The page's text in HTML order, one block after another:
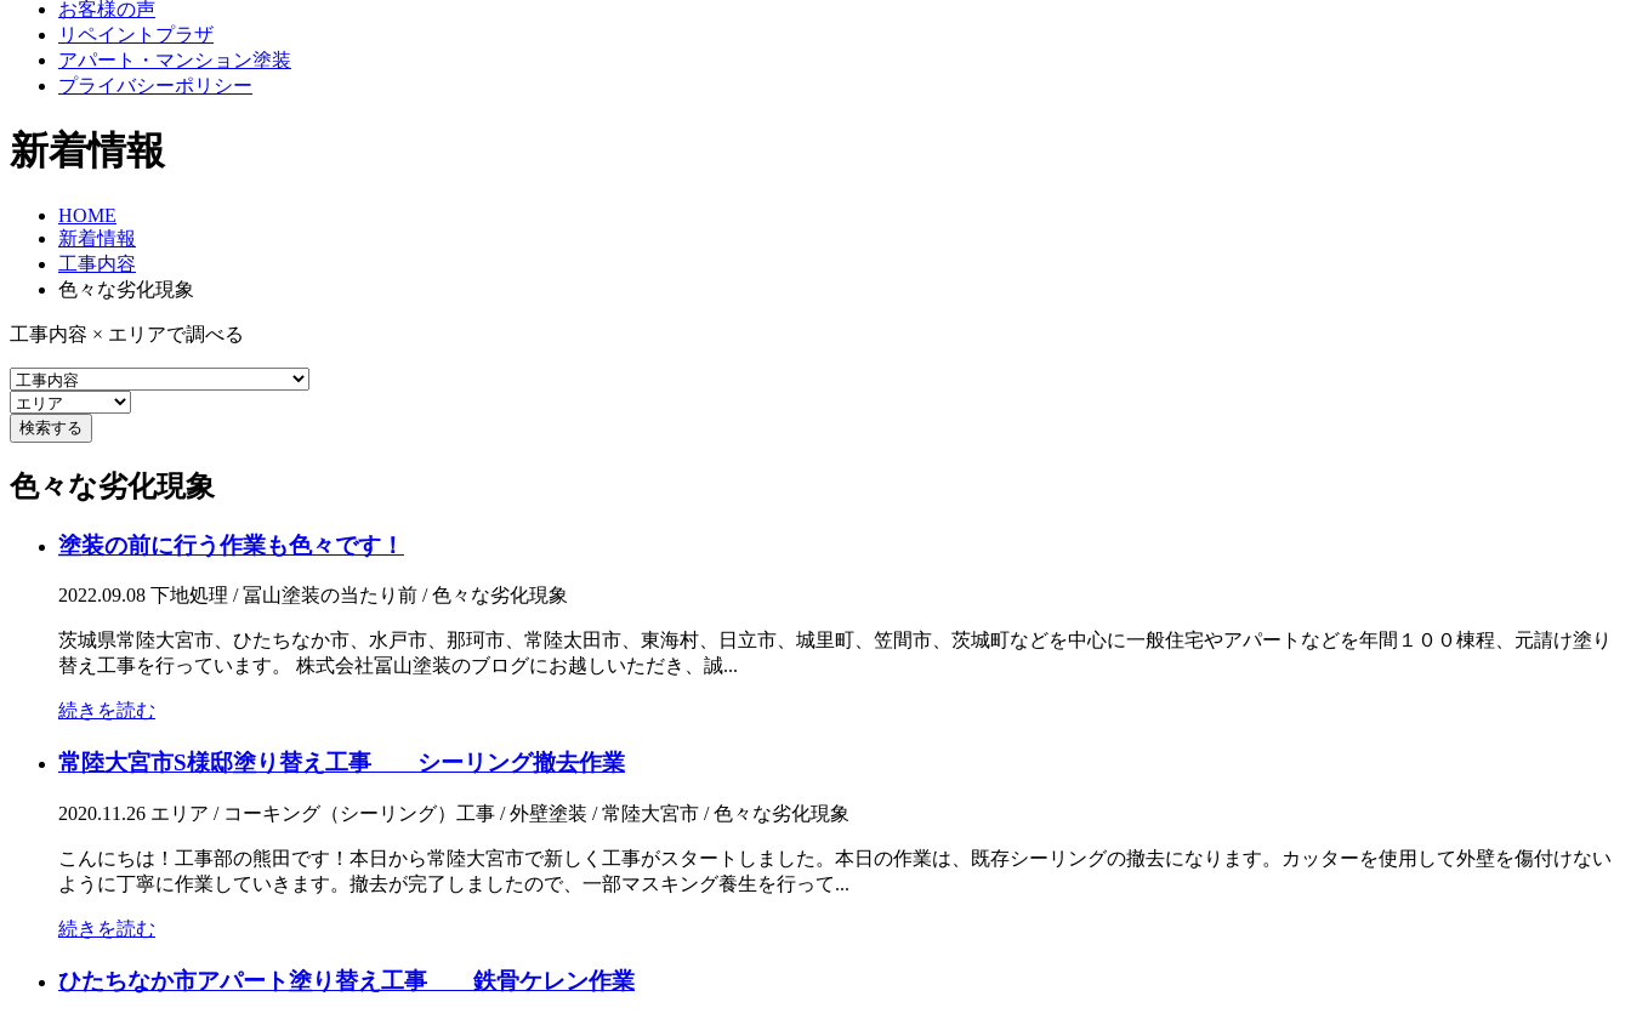
お客様の声
リペイントプラザ
アパート・マンション塗装
プライバシーポリシー
新着情報
HOME
新着情報
工事内容
色々な劣化現象
工事内容 × エリアで調べる
色々な劣化現象
塗装の前に行う作業も色々です！
2022.09.08 下地処理 / 冨山塗装の当たり前 / 色々な劣化現象
茨城県常陸大宮市、ひたちなか市、水戸市、那珂市、常陸太田市、東海村、日立市、城里町、笠間市、茨城町などを中心に一般住宅やアパートなどを年間１００棟程、元請け塗り
替え工事を行っています。 株式会社冨山塗装のブログにお越しいただき、誠...
続きを読む
常陸大宮市S様邸塗り替え工事 シーリング撤去作業
2020.11.26 エリア / コーキング（シーリング）工事 / 外壁塗装 / 常陸大宮市 / 色々な劣化現象
こんにちは！工事部の熊田です！本日から常陸大宮市で新しく工事がスタートしました。本日の作業は、既存シーリングの撤去になります。カッターを使用して外壁を傷付けない
ように丁寧に作業していきます。撤去が完了しましたので、一部マスキング養生を行って...
続きを読む
ひたちなか市アパート塗り替え工事 鉄骨ケレン作業